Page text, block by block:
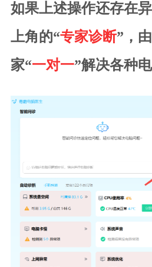
如果上述操作还存在
上角的“专家诊断”，
家“一对一”解决各种电